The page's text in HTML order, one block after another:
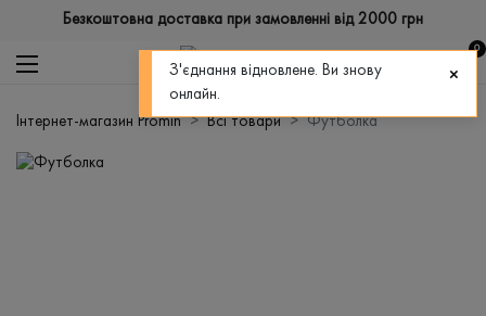
Безкоштовна доставка при замовленні від 2000 грн
0
Інтернет-магазин Promin Всі товари Футболка
З'єднання відновлене. Ви знову
онлайн.